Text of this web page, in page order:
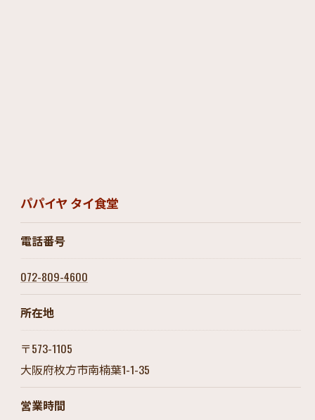
パパイヤ タイ食堂
電話番号
072-809-4600
所在地
〒573-1105
大阪府枚方市南楠葉1-1-35
営業時間